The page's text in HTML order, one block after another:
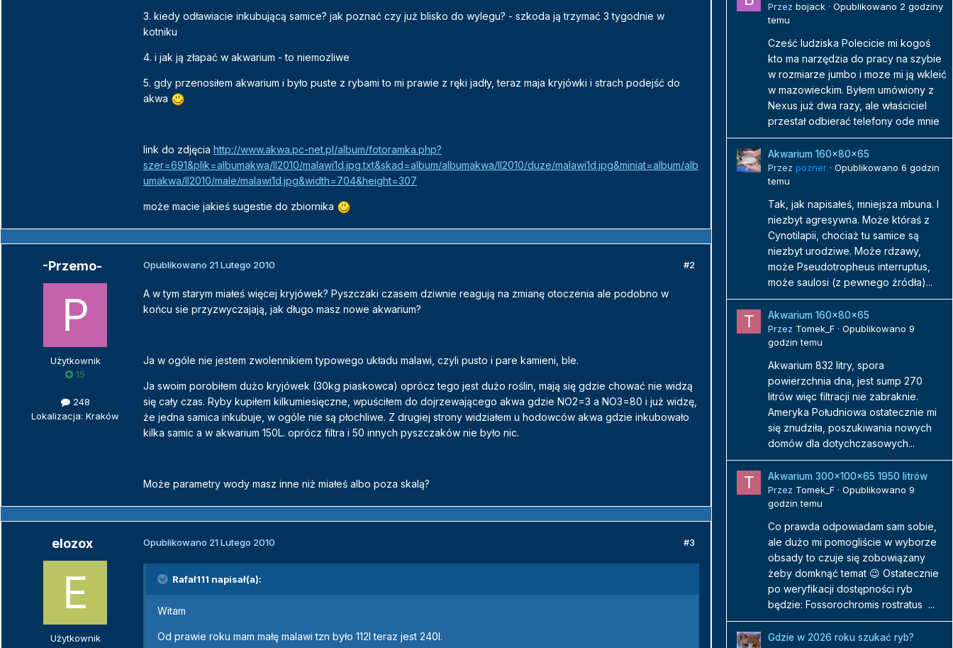
3. kiedy odławiacie inkubującą samice? jak poznać czy już blisko do wylegu? - szkoda ją trzymać 3 tygodnie w
kotniku
4. i jak ją złapać w akwarium - to niemozliwe
5. gdy przenosiłem akwarium i było puste z rybami to mi prawie z ręki jadły, teraz maja kryjówki i strach podejść do
akwa
link do zdjęcia http://www.akwa.pc-net.pl/album/fotoramka.php?
szer=691&plik=albumakwa/II2010/malawi1d.jpg.txt&skad=album/albumakwa/II2010/duze/malawi1d.jpg&miniat=album/alb
umakwa/II2010/male/malawi1d.jpg&width=704&height=307
może macie jakieś sugestie do zbiornika
-Przemo-
Użytkownik
15
248
Lokalizacja: Kraków
#2
Opublikowano 21 Lutego 2010
A w tym starym miałeś więcej kryjówek? Pyszczaki czasem dziwnie reagują na zmianę otoczenia ale podobno w
końcu sie przyzwyczajają, jak długo masz nowe akwarium?
Ja w ogóle nie jestem zwolennikiem typowego układu malawi, czyli pusto i pare kamieni, ble.
Ja swoim porobiłem dużo kryjówek (30kg piaskowca) oprócz tego jest dużo roślin, mają się gdzie chować nie widzą
się cały czas. Ryby kupiłem kilkumiesięczne, wpuściłem do dojrzewającego akwa gdzie NO2=3 a NO3=80 i już widzę,
że jedna samica inkubuje, w ogóle nie są płochliwe. Z drugiej strony widziałem u hodowców akwa gdzie inkubowało
kilka samic a w akwarium 150L. oprócz filtra i 50 innych pyszczaków nie było nic.
Może parametry wody masz inne niż miałeś albo poza skalą?
elozox
Użytkownik
#3
Opublikowano 21 Lutego 2010
Rafał111 napisał(a):
Witam
Od prawie roku mam małę malawi tzn było 112l teraz jest 240l.
Przez bojack · Opublikowano 2 godziny
temu
Cześć ludziska Polecicie mi kogoś
kto ma narzędzia do pracy na szybie
w rozmiarze jumbo i moze mi ją wkleić
w mazowieckim. Byłem umówiony z
Nexus już dwa razy, ale właściciel
przestał odbierać telefony ode mnie
Akwarium 160x80x65
Przez pozner · Opublikowano 6 godzin
temu
Tak, jak napisałeś, mniejsza mbuna. I
niezbyt agresywna. Może któraś z
Cynotilapii, chociaż tu samice są
niezbyt urodziwe. Może rdzawy,
może Pseudotropheus interruptus,
może saulosi (z pewnego źródła)...
Akwarium 160x80x65
Przez Tomek_F · Opublikowano 9
godzin temu
Akwarium 832 litry, spora
powierzchnia dna, jest sump 270
litrów więc filtracji nie zabraknie.
Ameryka Południowa ostatecznie mi
się znudziła, poszukiwania nowych
domów dla dotychczasowych...
Akwarium 300x100x65 1950 litrów
Przez Tomek_F · Opublikowano 9
godzin temu
Co prawda odpowiadam sam sobie,
ale dużo mi pomogliście w wyborze
obsady to czuje się zobowiązany
żeby domknąć temat 😉 Ostatecznie
po weryfikacji dostępności ryb
będzie: Fossorochromis rostratus ...
Gdzie w 2026 roku szukać ryb?